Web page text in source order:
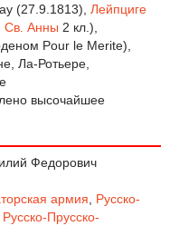
(27.9.1813), Лейпциге
Св. Анны 2 кл.),
Pour le Merite),
Ла-Ротьере,
высочайшее
Федорович
армия
Русско-
Русско-Прусско-